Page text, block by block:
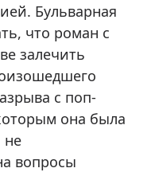
Бульварная
что роман с
залечить
с поп-
она была
не
вопросы